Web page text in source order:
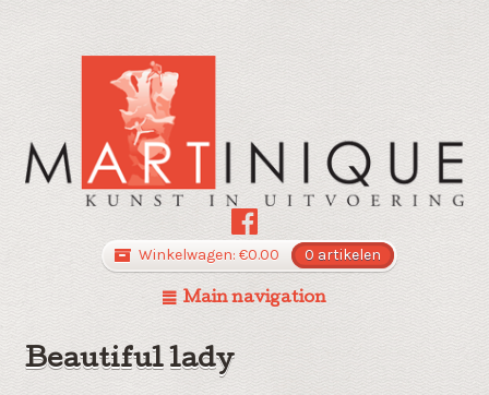
Winkelwagen: €0.00 0 artikelen
Main navigation
Beautiful lady